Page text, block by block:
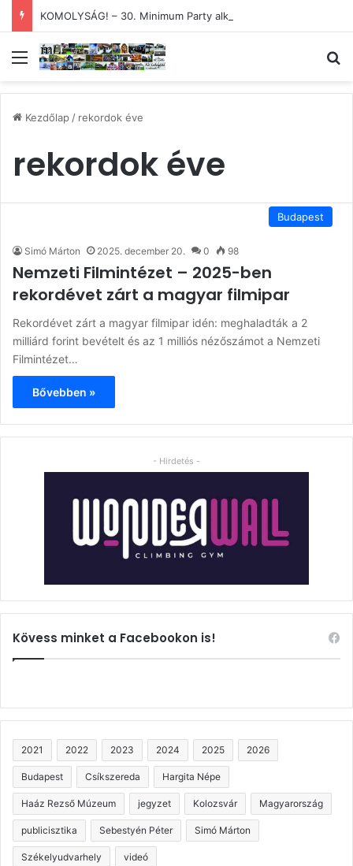
Menü
Kezdőlap/ rekordok éve
rekordok éve
Budapest
Simó Márton 2025. december 20. 0 98
Nemzeti Filmintézet – 2025-ben
rekordévet zárt a magyar filmipar
Rekordévet zárt a magyar filmipar idén: meghaladták a 2
milliárd forint bevételt és az 1 milliós nézőszámot a Nemzeti
Filmintézet…
Bővebben »
- Hirdetés -
Kövess minket a Facebookon is!
2021 2022 2023 2024 2025 2026
Budapest Csíkszereda Hargita Népe
Haáz Rezső Múzeum jegyzet Kolozsvár Magyarország
publicisztika Sebestyén Péter Simó Márton
Székelyudvarhely videó